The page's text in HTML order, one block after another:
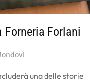
Forneria Forlani
una delle storie